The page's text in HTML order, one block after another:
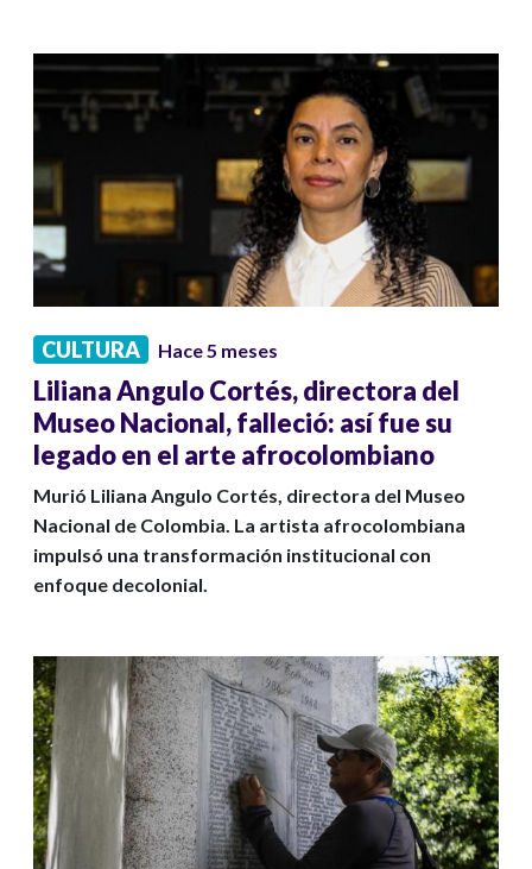
CULTURA Hace 5 meses
Liliana Angulo Cortés, directora del
Museo Nacional, falleció: así fue su
legado en el arte afrocolombiano
Murió Liliana Angulo Cortés, directora del Museo
Nacional de Colombia. La artista afrocolombiana
impulsó una transformación institucional con
enfoque decolonial.